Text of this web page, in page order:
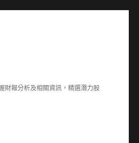
財報分析及相關資訊，精選潛力股